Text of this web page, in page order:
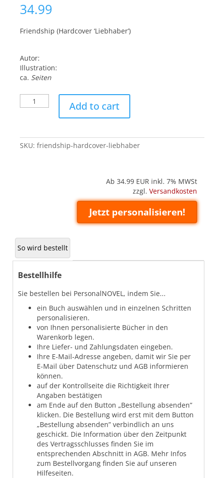
34.99
Friendship (Hardcover ‘Liebhaber’)
Autor:
Illustration:
ca. Seiten
Friendship
(Hardcover
'Liebhaber')
Add to cart
SKU:friendship-hardcover-liebhaber
Ab 34.99 EUR inkl. 7% MWSt
zzgl. Versandkosten
Jetzt personalisieren!
So wird bestellt
Bestellhilfe
Sie bestellen bei PersonalNOVEL, indem Sie...
ein Buch auswählen und in einzelnen Schritten
personalisieren.
von Ihnen personalisierte Bücher in den
Warenkorb legen.
Ihre Liefer- und Zahlungsdaten eingeben.
Ihre E-Mail-Adresse angeben, damit wir Sie per
E-Mail über Datenschutz und AGB informieren
können.
auf der Kontrollseite die Richtigkeit Ihrer
Angaben bestätigen
am Ende auf den Button „Bestellung absenden”
klicken. Die Bestellung wird erst mit dem Button
„Bestellung absenden” verbindlich an uns
geschickt. Die Information über den Zeitpunkt
des Vertragsschlusses finden Sie im
entsprechenden Abschnitt in AGB. Mehr Infos
zum Bestellvorgang finden Sie auf unseren
Hilfeseiten.